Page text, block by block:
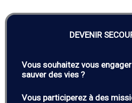
DEVENIR
Vous souhaitez vous
sauver des vies ?
Vous participerez à des